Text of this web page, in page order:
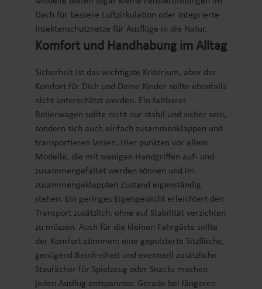
Dach für bessere Luftzirkulation oder integrierte
Insektenschutznetze für Ausflüge in die Natur.
Komfort und Handhabung im Alltag
Sicherheit ist das wichtigste Kriterium, aber der
Komfort für Dich und Deine Kinder sollte ebenfalls
nicht unterschätzt werden. Ein faltbarer
Bollerwagen sollte nicht nur stabil und sicher sein,
sondern sich auch einfach zusammenklappen und
transportieren lassen. Hier punkten vor allem
Modelle, die mit wenigen Handgriffen auf- und
zusammengefaltet werden können und im
zusammengeklappten Zustand eigenständig
stehen. Ein geringes Eigengewicht erleichtert den
Transport zusätzlich, ohne auf Stabilität verzichten
zu müssen. Auch für die kleinen Fahrgäste sollte
der Komfort stimmen: eine gepolsterte Sitzfläche,
genügend Beinfreiheit und eventuell zusätzliche
Staufächer für Spielzeug oder Snacks machen
jeden Ausflug entspannter. Gerade bei längeren